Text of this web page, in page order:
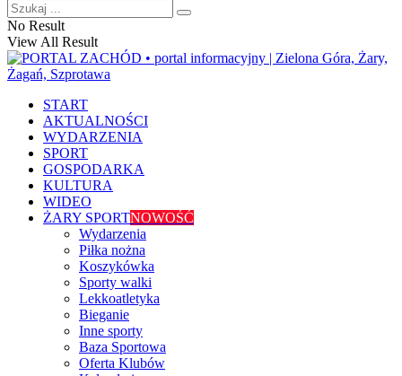
No Result
View All Result
START
AKTUALNOŚCI
WYDARZENIA
SPORT
GOSPODARKA
KULTURA
WIDEO
ŻARY SPORTNOWOŚĆ
Wydarzenia
Piłka nożna
Koszykówka
Sporty walki
Lekkoatletyka
Bieganie
Inne sporty
Baza Sportowa
Oferta Klubów